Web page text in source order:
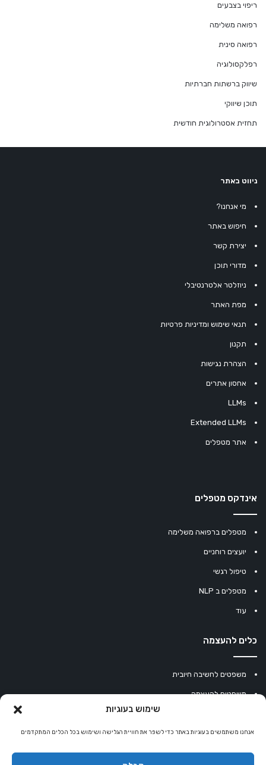
שימוש בעוגיות
אנחנו משתמשים בעוגיות באתר כדי לשפר את חוויית הגלישה ושימוש בכל הכלים המתקדמים
ריפוי בצבעים
רפואה משלימה
רפואה סינית
רפלקסולוגיה
שיווק ברשתות חברתיות
תוכן שיווקי
תחזית אסטרולוגית חודשית
ניווט באתר
מי אנחנו?
חיפוש באתר
יצירת קשר
מדורי תוכן
ניוזלטר אלטרנטיבלי
מפת האתר
תנאי שימוש ומדיניות פרטיות
תקנון
הצהרת נגישות
אחסון אתרים
LLMs
Extended LLMs
אתר מטפלים
אינדקס מטפלים
מטפלים ברפואה משלימה
יועצים רוחניים
טיפול רגשי
מטפלים ב NLP
עוד
כלים להעצמה
משפטים לחשיבה חיובית
משפטים להעצמה
מחשבון נומרולוגיה
קריסטלים למזלות